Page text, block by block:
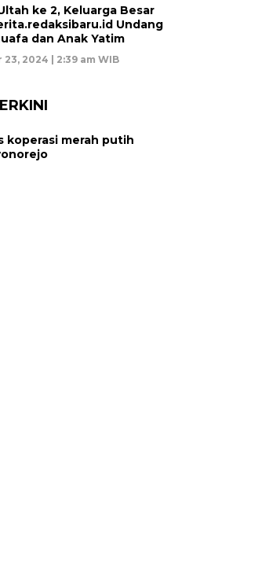
ke 2, Keluarga Besar
Undang
dan Anak Yatim
2024 | 2:39 am WIB
koperasi merah putih